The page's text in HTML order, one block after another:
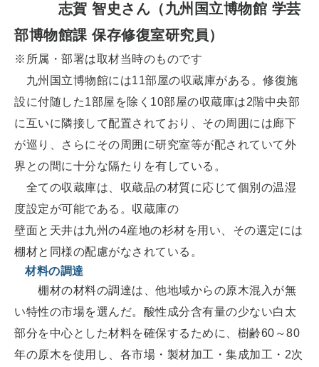
志賀 智史さん（九州国立博物館 学芸
部博物館課 保存修復室研究員）
※所属・部署は取材当時のものです
九州国立博物館には11部屋の収蔵庫がある。修復施
設に付随した1部屋を除く10部屋の収蔵庫は2階中央部
に互いに隣接して配置されており、その周囲には廊下
が巡り、さらにその周囲に研究室等が配されていて外
界との間に十分な隔たりを有している。
全ての収蔵庫は、収蔵品の材質に応じて個別の温湿
度設定が可能である。収蔵庫の
壁面と天井は九州の4産地の杉材を用い、その選定には
棚材と同様の配慮がなされている。
材料の調達
棚材の材料の調達は、他地域からの原木混入が無
い特性の市場を選んだ。酸性成分含有量の少ない白太
部分を中心とした材料を確保するために、樹齢60～80
年の原木を使用し、各市場・製材加工・集成加工・2次